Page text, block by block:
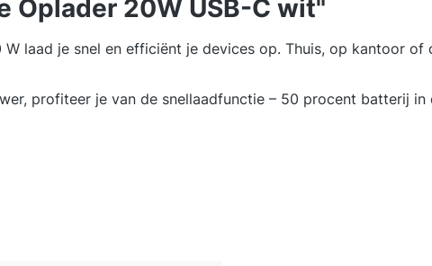
Oplader 20W USB-C wit"
laad je snel en efficiënt je devices op. Thuis, op kantoor of
profiteer je van de snellaadfunctie – 50 procent batterij in